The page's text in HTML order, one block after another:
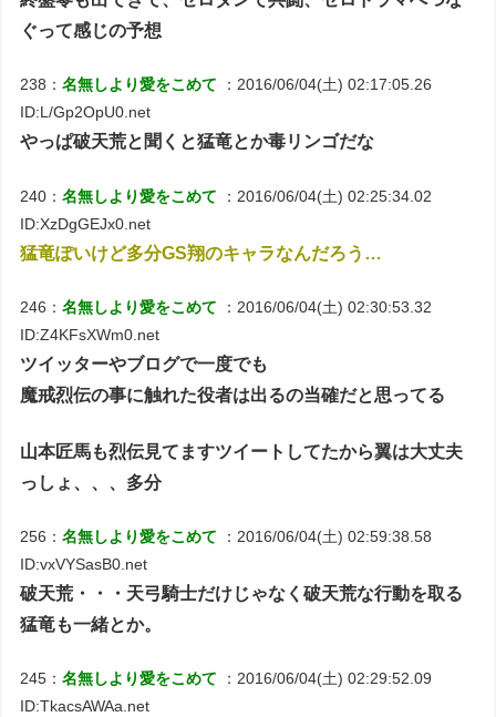
ぐって感じの予想
238：名無しより愛をこめて
：2016/06/04(土) 02:17:05.26
ID:L/Gp2OpU0.net
やっぱ破天荒と聞くと猛竜とか毒リンゴだな
240：名無しより愛をこめて
：2016/06/04(土) 02:25:34.02
ID:XzDgGEJx0.net
猛竜ぽいけど多分GS翔のキャラなんだろう…
246：名無しより愛をこめて
：2016/06/04(土) 02:30:53.32
ID:Z4KFsXWm0.net
ツイッターやブログで一度でも
魔戒烈伝の事に触れた役者は出るの当確だと思ってる
山本匠馬も烈伝見てますツイートしてたから翼は大丈夫
っしょ、、、多分
256：名無しより愛をこめて
：2016/06/04(土) 02:59:38.58
ID:vxVYSasB0.net
破天荒・・・天弓騎士だけじゃなく破天荒な行動を取る
猛竜も一緒とか。
245：名無しより愛をこめて
：2016/06/04(土) 02:29:52.09
ID:TkacsAWAa.net